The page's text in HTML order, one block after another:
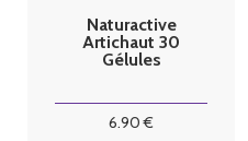
Naturactive
Artichaut 30
Gélules
6.90 €